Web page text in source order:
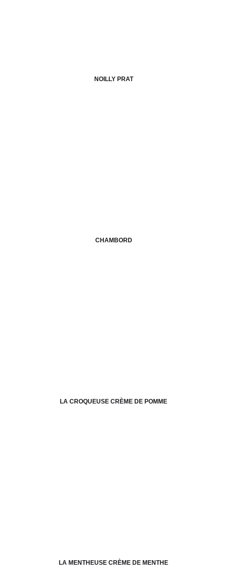
NOILLY PRAT
CHAMBORD
LA CROQUEUSE CRÈME DE POMME
LA MENTHEUSE CRÈME DE MENTHE